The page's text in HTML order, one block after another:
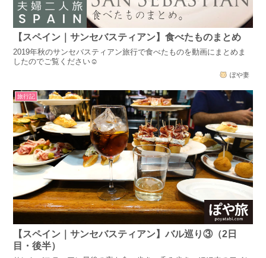
【スペイン｜サンセバスティアン】食べたものまとめ
2019年秋のサンセバスティアン旅行で食べたものを動画にまとめま
したのでご覧ください☺
ぽや妻
旅行記
【スペイン｜サンセバスティアン】バル巡り③（2日
目・後半）